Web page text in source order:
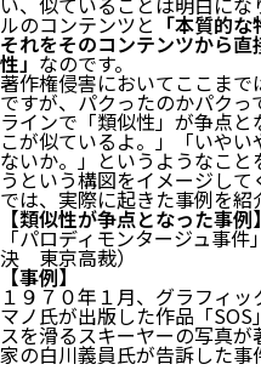
ルのコンテンツと 「本質的な
それをそのコンテンツから
性」 なのです。
著作権侵害においてここま
ですが、パクったのかパク
ラインで「類似性」が争点
こが似ているよ。」「いや
ないか。」というようなこ
うという構図をイメージして
では、実際に起きた事例を紹
【類似性が争点となった事例
「パロディモンタージュ事
決 東京高裁）
【事例】
１９７０年１月、グラフィ
マノ氏が出版した作品「
スを滑るスキーヤーの写真
家の白川義員氏が告訴した事